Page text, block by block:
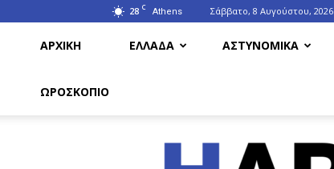
28 C Athens Σάββατο, 8 Αυγούστου, 2026
ΑΡΧΙΚΗ ΕΛΛΑΔΑ ΑΣΤΥΝΟΜΙΚΑ
ΩΡΟΣΚΟΠΙΟ